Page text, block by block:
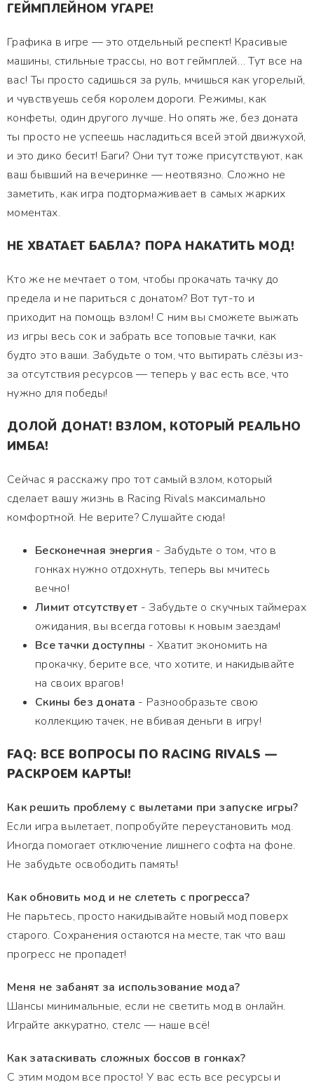
ГЕЙМПЛЕЙНОМ УГАРЕ!
Графика в игре — это отдельный респект! Красивые
машины, стильные трассы, но вот геймплей… Тут все на
вас! Ты просто садишься за руль, мчишься как угорелый,
и чувствуешь себя королем дороги. Режимы, как
конфеты, один другого лучше. Но опять же, без доната
ты просто не успеешь насладиться всей этой движухой,
и это дико бесит! Баги? Они тут тоже присутствуют, как
ваш бывший на вечеринке — неотвязно. Сложно не
заметить, как игра подтормаживает в самых жарких
моментах.
НЕ ХВАТАЕТ БАБЛА? ПОРА НАКАТИТЬ МОД!
Кто же не мечтает о том, чтобы прокачать тачку до
предела и не париться с донатом? Вот тут-то и
приходит на помощь взлом! С ним вы сможете выжать
из игры весь сок и забрать все топовые тачки, как
будто это ваши. Забудьте о том, что вытирать слёзы из-
за отсутствия ресурсов — теперь у вас есть все, что
нужно для победы!
ДОЛОЙ ДОНАТ! ВЗЛОМ, КОТОРЫЙ РЕАЛЬНО
ИМБА!
Сейчас я расскажу про тот самый взлом, который
сделает вашу жизнь в Racing Rivals максимально
комфортной. Не верите? Слушайте сюда!
Бесконечная энергия - Забудьте о том, что в
гонках нужно отдохнуть, теперь вы мчитесь
вечно!
Лимит отсутствует - Забудьте о скучных таймерах
ожидания, вы всегда готовы к новым заездам!
Все тачки доступны - Хватит экономить на
прокачку, берите все, что хотите, и накидывайте
на своих врагов!
Скины без доната - Разнообразьте свою
коллекцию тачек, не вбивая деньги в игру!
FAQ: ВСЕ ВОПРОСЫ ПО RACING RIVALS —
РАСКРОЕМ КАРТЫ!
Как решить проблему с вылетами при запуске игры?
Если игра вылетает, попробуйте переустановить мод.
Иногда помогает отключение лишнего софта на фоне.
Не забудьте освободить память!
Как обновить мод и не слететь с прогресса?
Не парьтесь, просто накидывайте новый мод поверх
старого. Сохранения остаются на месте, так что ваш
прогресс не пропадет!
Меня не забанят за использование мода?
Шансы минимальные, если не светить мод в онлайн.
Играйте аккуратно, стелс — наше всё!
Как затаскивать сложных боссов в гонках?
С этим модом все просто! У вас есть все ресурсы и